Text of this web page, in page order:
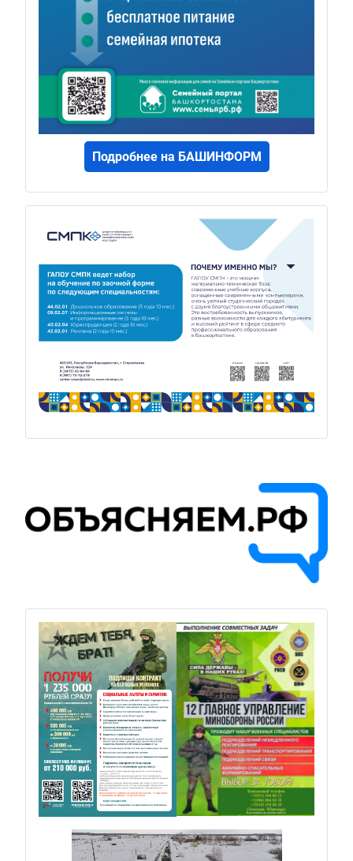
Подробнее на БАШИНФОРМ